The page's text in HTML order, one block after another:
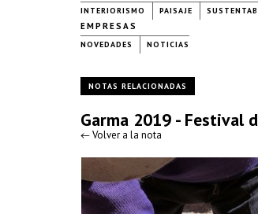
INTERIORISMO PAISAJE
EMPRESAS
NOVEDADES NOTICIAS
NOTAS RELACIONADAS
Garma 2019 - Festival
← Volver a la nota